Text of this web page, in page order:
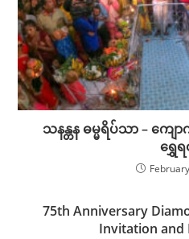
သနန္တန ဓမ္မရိပ်သာ – ကျ
ရွှေ
75th Anniversary
Invitation and